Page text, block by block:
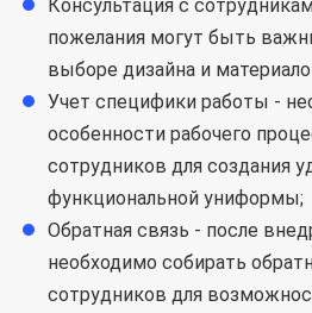
Консультация с
пожелания могут быть
выборе дизайна и
Учет специфики работы -
особенности рабочего
сотрудников для создания
функциональной униформы;
Обратная связь - после
необходимо собирать
сотрудников для